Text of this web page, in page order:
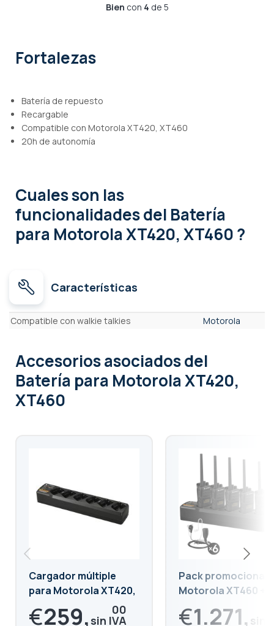
Bien con 4 de 5
Fortalezas
Batería de repuesto
Recargable
Compatible con Motorola XT420, XT460
20h de autonomía
Cuales son las
funcionalidadesdel Batería
para Motorola XT420, XT460 ?
Características
Características
Compatible con walkie talkies Motorola
Accesorios asociadosdel
Batería para Motorola XT420,
XT460
Cargador múltiple
para Motorola XT420,
XT460
€259, 00
Pack promocional
Motorola XT460 + 6
Auriculares
+ Cargador Múltiple
€1.271,